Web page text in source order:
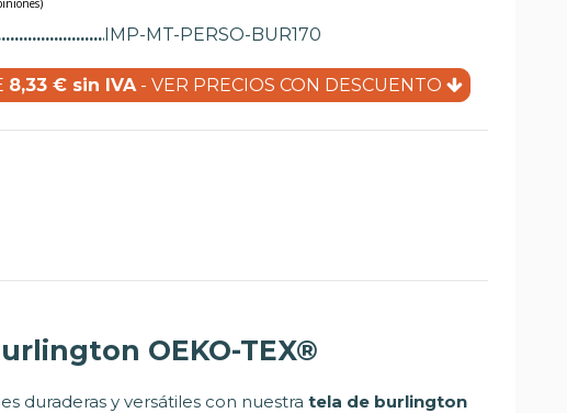
(22 opiniones)
IMP-MT-PERSO-BUR170
8,33 € sin IVA - VER PRECIOS CON DESCUENTO
OEKO-TEX®
duraderas y versátiles con nuestra tela de burlington